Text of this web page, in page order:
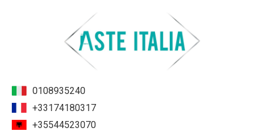
0108935240
+33174180317
+35544523070